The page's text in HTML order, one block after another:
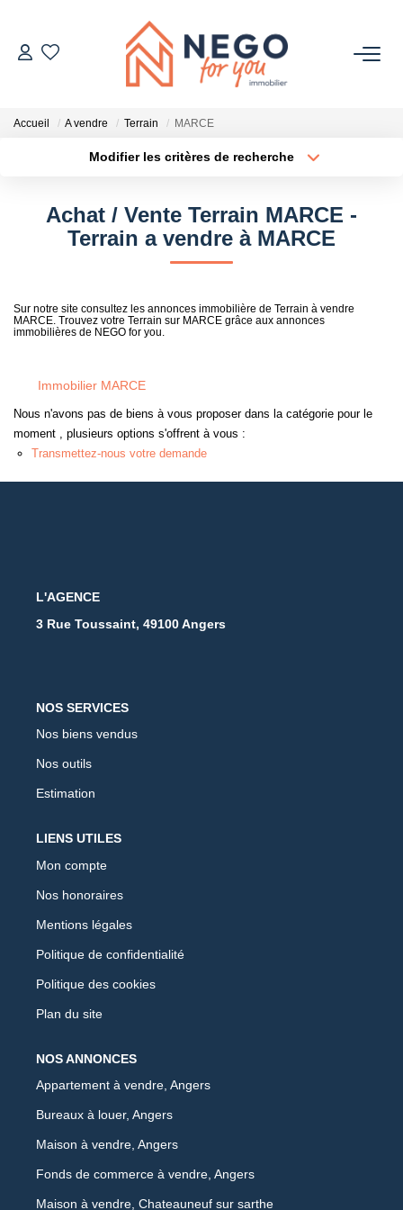
ACHETER
À PROPOS
Accueil A vendre Terrain MARCE
Modifier les critères de recherche
Sélectionnez...
Type de bien
Surface min
Créer une alerte
Achat / Vente Terrain MARCE -
Terrain a vendre à MARCE
Sur notre site consultez les annonces immobilière de Terrain à vendre
MARCE. Trouvez votre Terrain sur MARCE grâce aux annonces
immobilières de NEGO for you.
Immobilier MARCE
Nous n'avons pas de biens à vous proposer dans la catégorie pour le
moment , plusieurs options s'offrent à vous :
Transmettez-nous votre demande
L'AGENCE
3 Rue Toussaint, 49100 Angers
NOS SERVICES
Nos biens vendus
Nos outils
Estimation
LIENS UTILES
Mon compte
Nos honoraires
Mentions légales
Politique de confidentialité
Politique des cookies
Plan du site
NOS ANNONCES
Appartement à vendre, Angers
Bureaux à louer, Angers
Maison à vendre, Angers
Fonds de commerce à vendre, Angers
Maison à vendre, Chateauneuf sur sarthe